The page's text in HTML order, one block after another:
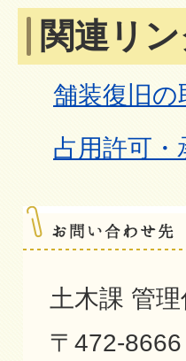
関連リン
舗装復旧の
占用許可・
土木課 管理
〒472-8666